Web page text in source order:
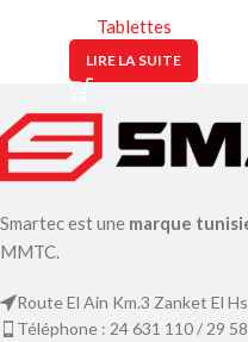
Tablettes
LIRE LA SUITE
Smartec est une marque
MMTC.
Route El Ain Km.3 Zanket El
Téléphone : 24 631 110 / 29